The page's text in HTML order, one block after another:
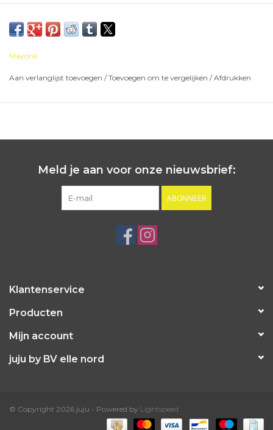
Mayoral
Aan verlanglijst toevoegen /Toevoegen om te vergelijken /Afdrukken
Meld je aan voor onze nieuwsbrief:
ABONNEER
Klantenservice
Producten
Mijn account
juju by BV elle nord
© Copyright 2026 juju - Powered by Lightspeed